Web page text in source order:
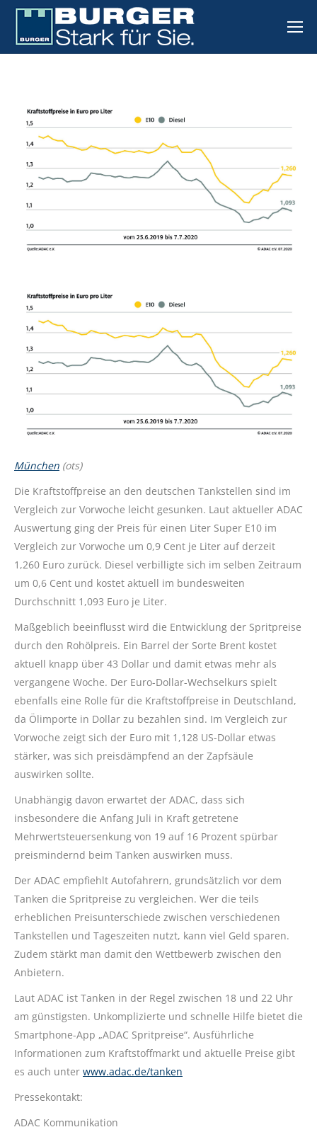
München (ots)
Die Kraftstoffpreise an den deutschen Tankstellen sind im
Vergleich zur Vorwoche leicht gesunken. Laut aktueller ADAC
Auswertung ging der Preis für einen Liter Super E10 im
Vergleich zur Vorwoche um 0,9 Cent je Liter auf derzeit
1,260 Euro zurück. Diesel verbilligte sich im selben Zeitraum
um 0,6 Cent und kostet aktuell im bundesweiten
Durchschnitt 1,093 Euro je Liter.
Maßgeblich beeinflusst wird die Entwicklung der Spritpreise
durch den Rohölpreis. Ein Barrel der Sorte Brent kostet
aktuell knapp über 43 Dollar und damit etwas mehr als
vergangene Woche. Der Euro-Dollar-Wechselkurs spielt
ebenfalls eine Rolle für die Kraftstoffpreise in Deutschland,
da Ölimporte in Dollar zu bezahlen sind. Im Vergleich zur
Vorwoche zeigt sich der Euro mit 1,128 US-Dollar etwas
stärker, was sich preisdämpfend an der Zapfsäule
auswirken sollte.
Unabhängig davon erwartet der ADAC, dass sich
insbesondere die Anfang Juli in Kraft getretene
Mehrwertsteuersenkung von 19 auf 16 Prozent spürbar
preismindernd beim Tanken auswirken muss.
Der ADAC empfiehlt Autofahrern, grundsätzlich vor dem
Tanken die Spritpreise zu vergleichen. Wer die teils
erheblichen Preisunterschiede zwischen verschiedenen
Tankstellen und Tageszeiten nutzt, kann viel Geld sparen.
Zudem stärkt man damit den Wettbewerb zwischen den
Anbietern.
Laut ADAC ist Tanken in der Regel zwischen 18 und 22 Uhr
am günstigsten. Unkomplizierte und schnelle Hilfe bietet die
Smartphone-App „ADAC Spritpreise“. Ausführliche
Informationen zum Kraftstoffmarkt und aktuelle Preise gibt
es auch unter www.adac.de/tanken
Pressekontakt:
ADAC Kommunikation